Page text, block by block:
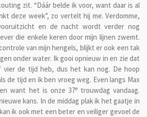
zit. “Dáár belde ik voor, want daar is al
deze week”, zo vertelt hij me. Verdomme,
en de nacht wordt verder nog
die enkele keren door mijn lijnen zwemt.
van mijn hengels, blijkt er ook een tak
onder water. Ik gooi opnieuw in en zie dat
de tijd heb, dus het kan nog. De hoop
de tijd en ik ben vroeg weg. Even langs Max
want het is onze 37etrouwdag vandaag.
kans. In de middag plak ik het gaatje in
ik ook met een beter en veiliger gevoel de